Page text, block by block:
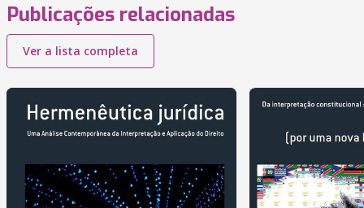
Publicações relacionadas
Ver a lista completa